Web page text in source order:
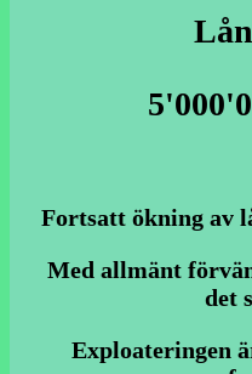
Fortsatt ökning av
Med allmänt
det
Exploateringen